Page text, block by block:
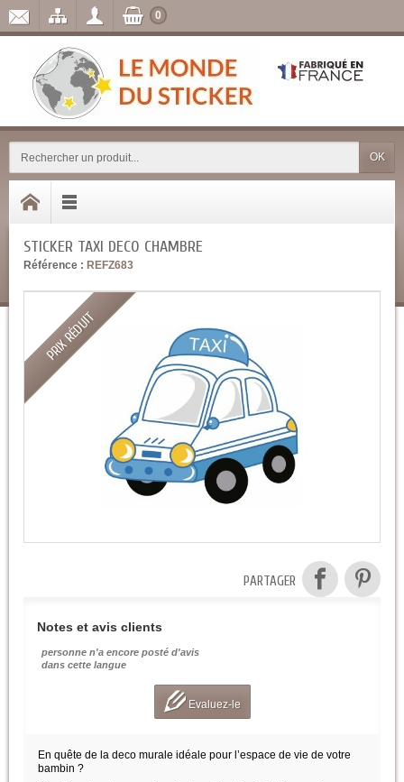
OK
0
STICKER TAXI DECO CHAMBRE
Référence : REFZ683
PRIX RÉDUIT
PARTAGER
Notes et avis clients
personne n'a encore posté d'avis
dans cette langue
Evaluez-le
En quête de la deco murale idéale pour l’espace de vie de votre
bambin ?